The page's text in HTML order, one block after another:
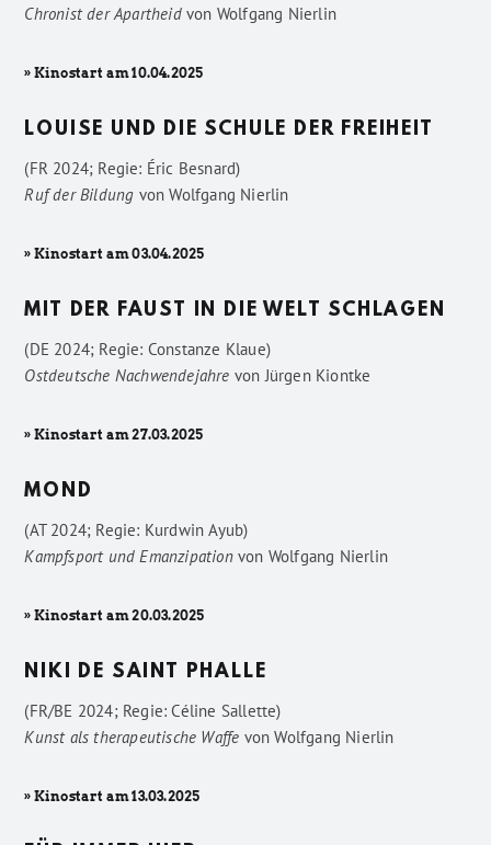
Chronist der Apartheidvon Wolfgang Nierlin
» Kinostart am 10.04.2025
LOUISE UND DIE SCHULE DER FREIHEIT
(FR 2024; Regie: Éric Besnard)
Ruf der Bildung vonWolfgang Nierlin
» Kinostart am 03.04.2025
MIT DER FAUST IN DIE WELT SCHLAGEN
(DE 2024; Regie: Constanze Klaue)
Ostdeutsche Nachwendejahre vonJürgen Kiontke
» Kinostart am 27.03.2025
MOND
(AT 2024; Regie: Kurdwin Ayub)
Kampfsport und Emanzipationvon Wolfgang Nierlin
» Kinostart am 20.03.2025
NIKI DE SAINT PHALLE
(FR/BE 2024; Regie: Céline Sallette)
Kunst als therapeutische Waffe vonWolfgang Nierlin
» Kinostart am 13.03.2025